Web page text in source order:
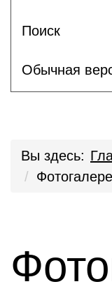
Поиск
Обычная
Вы здесь: